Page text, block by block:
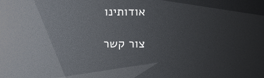
אודותינו
צור קשר